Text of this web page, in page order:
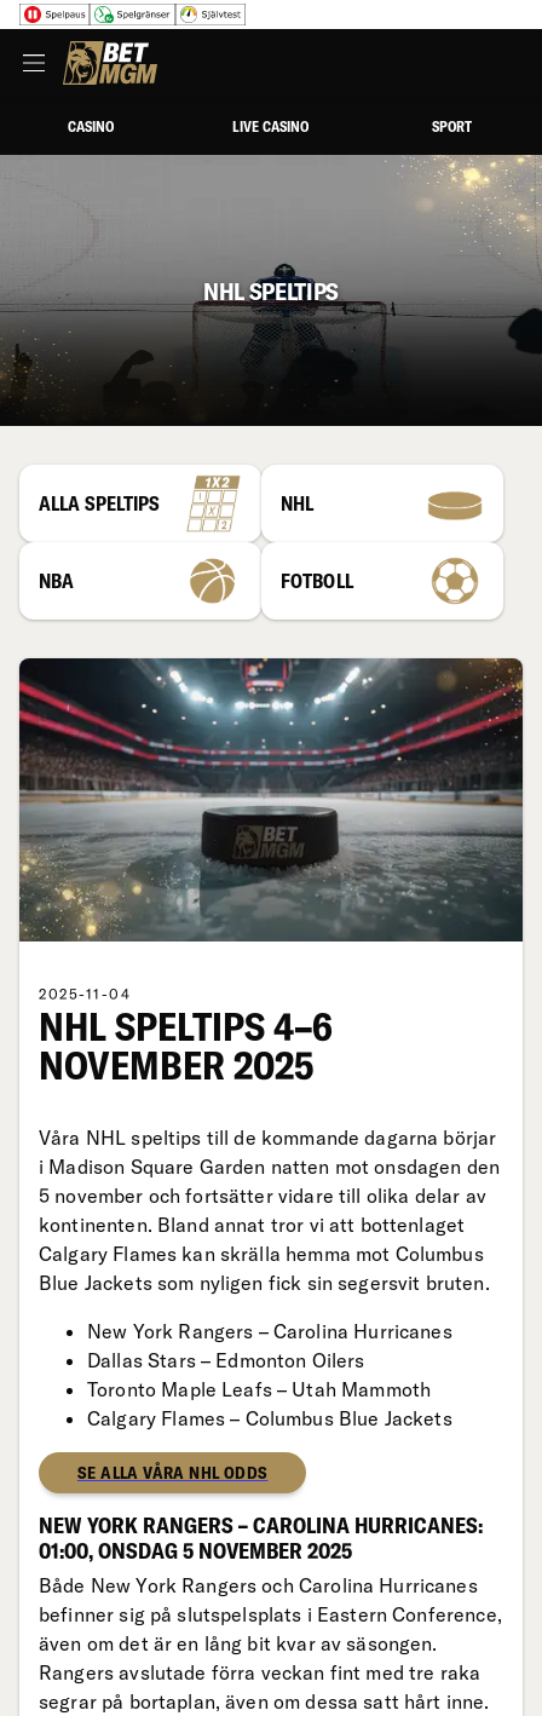
CASINO LIVE CASINO SPORT
NHL SPELTIPS
ALLA SPELTIPS NHL
NBA FOTBOLL
2025-11-04
NHL SPELTIPS 4–6
NOVEMBER 2025
Våra NHL speltips till de kommande dagarna börjar
i Madison Square Garden natten mot onsdagen den
5 november och fortsätter vidare till olika delar av
kontinenten. Bland annat tror vi att bottenlaget
Calgary Flames kan skrälla hemma mot Columbus
Blue Jackets som nyligen fick sin segersvit bruten.
New York Rangers – Carolina Hurricanes
Dallas Stars – Edmonton Oilers
Toronto Maple Leafs – Utah Mammoth
Calgary Flames – Columbus Blue Jackets
SE ALLA VÅRA NHL ODDS
NEW YORK RANGERS – CAROLINA HURRICANES:
01:00, ONSDAG 5 NOVEMBER 2025
Både New York Rangers och Carolina Hurricanes
befinner sig på slutspelsplats i Eastern Conference,
även om det är en lång bit kvar av säsongen.
Rangers avslutade förra veckan fint med tre raka
segrar på bortaplan, även om dessa satt hårt inne.